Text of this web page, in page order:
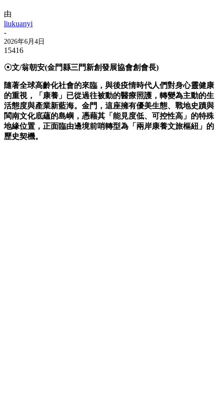
由
liukuanyi
-
2026年6月4日
15416
☉文/翁朝安(金門縣三門新創發展協會創會長)
隨著全球高齡化社會的來臨，與後疫情時代人們對身心靈健康
的重視，「康養」已從過往被動的醫療照護，轉變為主動的生
活態度與產業新藍海。金門，這座擁有優美生態、戰地史蹟與
閩南文化底蘊的島嶼，憑藉其「能見度低、可控性高」的特殊
地緣位置，正面臨由邊境前哨轉型為「兩岸康養文旅樞紐」的
歷史契機。